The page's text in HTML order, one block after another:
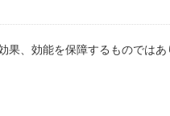
、効能を保障するものではあ